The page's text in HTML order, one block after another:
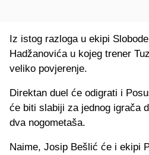
Iz istog razloga u ekipi
Hadžanovića u kojeg trener
veliko povjerenje.
Direktan duel će odigrati i
će biti slabiji za jednog igrača
dva nogometaša.
Naime, Josip Bešlić će i ekipi